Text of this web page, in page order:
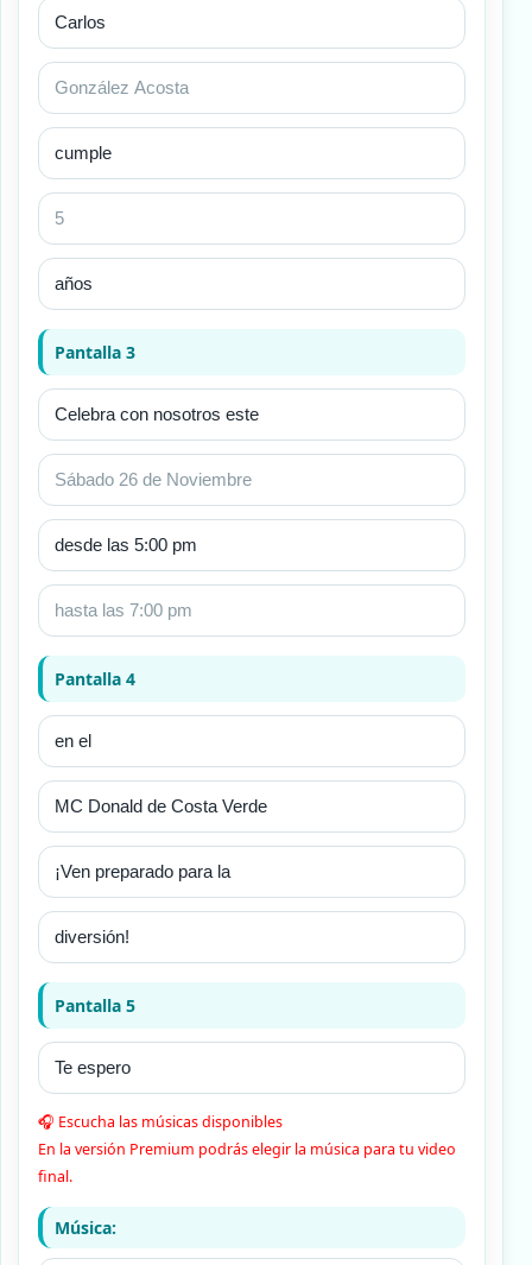
Pantalla 3
Pantalla 4
Pantalla 5
🎧 Escucha las músicas disponibles
En la versión Premium podrás elegir la música para tu video
final.
Música: